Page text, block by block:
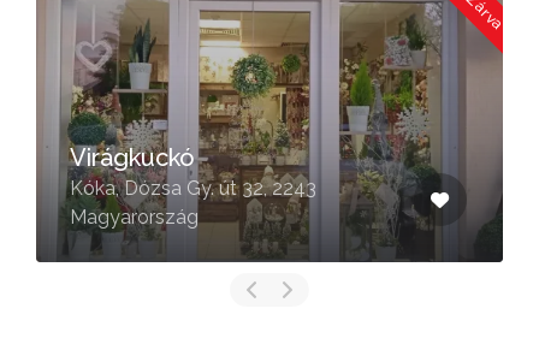
Virágkuckó
Kóka, Dózsa Gy. út 32, 2243
Magyarország